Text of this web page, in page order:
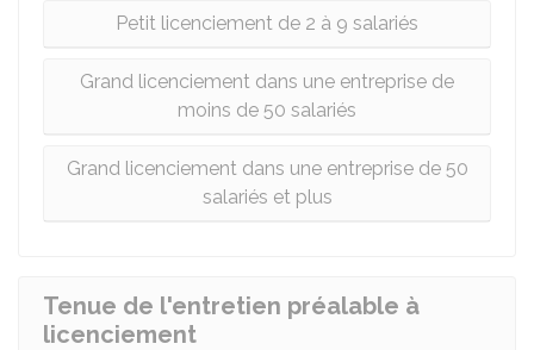
Petit licenciement de 2 à 9 salariés
Grand licenciement dans une entreprise de
moins de 50 salariés
Grand licenciement dans une entreprise de 50
salariés et plus
Tenue de l'entretien préalable à
licenciement